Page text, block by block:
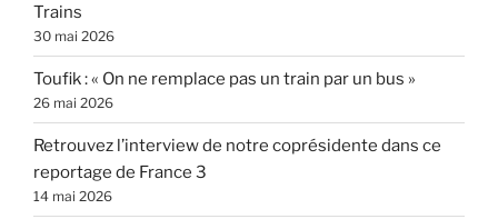
Trains
30 mai 2026
Toufik : « On ne remplace pas un train par un bus »
26 mai 2026
Retrouvez l’interview de notre coprésidente dans ce
reportage de France 3
14 mai 2026